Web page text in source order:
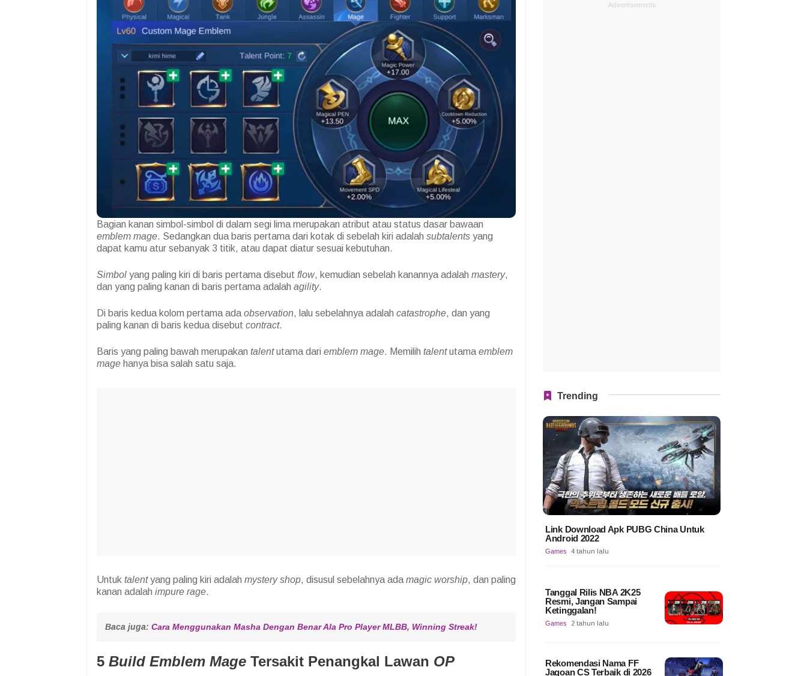
Bagian kanan simbol-simbol di dalam segi lima merupakan atribut atau status dasar bawaan
emblem mage. Sedangkan dua baris pertama dari kotak di sebelah kiri adalah subtalents yang
dapat kamu atur sebanyak 3 titik, atau dapat diatur sesuai kebutuhan.
Simbol yang paling kiri di baris pertama disebut flow, kemudian sebelah kanannya adalah mastery,
dan yang paling kanan di baris pertama adalah agility.
Di baris kedua kolom pertama ada observation, lalu sebelahnya adalah catastrophe, dan yang
paling kanan di baris kedua disebut contract.
Baris yang paling bawah merupakan talentutama dari emblem mage. Memilih talentutama emblem
mage hanya bisa salah satu saja.
Untuk talentyang paling kiri adalah mystery shop, disusul sebelahnya ada magic worship, dan paling
kanan adalah impure rage.
Baca juga: Cara Menggunakan Masha Dengan Benar Ala Pro Player MLBB, Winning Streak!
5 Build Emblem Mage Tersakit Penangkal Lawan OP
Advertisements
Trending
Link Download Apk PUBG China Untuk
Android 2022
Games 4 tahun lalu
Tanggal Rilis NBA 2K25
Resmi, Jangan Sampai
Ketinggalan!
Games 2 tahun lalu
Rekomendasi Nama FF
Jagoan CS Terbaik di 2026